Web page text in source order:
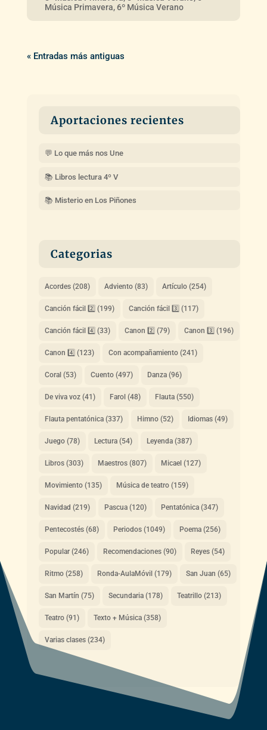
« Entradas más antiguas
Aportaciones recientes
💬 Lo que más nos Une
📚 Libros lectura 4º V
📚 Misterio en Los Piñones
Categorias
Acordes(208) Adviento(83) Artículo(254)
Canción fácil 2️⃣ (199) Canción fácil 3️⃣ (117)
Canción fácil 4️⃣ (33) Canon 2️⃣ (79) Canon 3️⃣ (196)
Canon 4️⃣ (123) Con acompañamiento(241)
Coral (53) Cuento(497) Danza(96)
De viva voz(41) Farol (48) Flauta(550)
Flauta pentatónica(337) Himno(52) Idiomas(49)
Juego(78) Lectura(54) Leyenda(387)
Libros(303) Maestros(807) Micael (127)
Movimiento(135) Música de teatro(159)
Navidad (219) Pascua(120) Pentatónica(347)
Pentecostés(68) Periodos(1049) Poema(256)
Popular(246) Recomendaciones(90) Reyes(54)
Ritmo(258) Ronda-AulaMóvil (179) San Juan (65)
San Martín (75) Secundaria(178) Teatrillo(213)
Teatro(91) Texto + Música(358)
Varias clases(234)